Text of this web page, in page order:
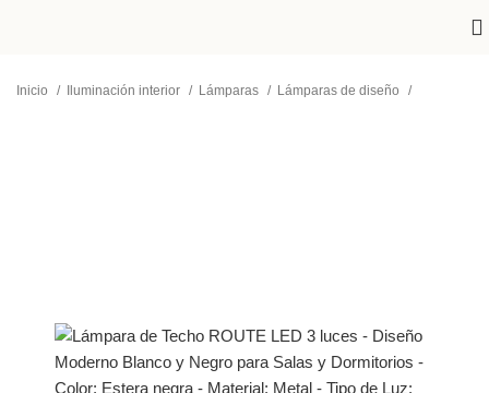
Inicio Iluminación interior Lámparas Lámparas de diseño